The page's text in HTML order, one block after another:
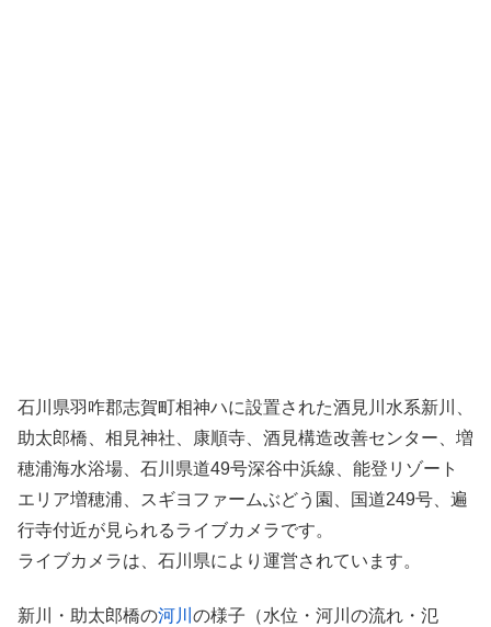
石川県羽咋郡志賀町相神ハに設置された酒見川水系新川、
助太郎橋、相見神社、康順寺、酒見構造改善センター、増
穂浦海水浴場、石川県道49号深谷中浜線、能登リゾート
エリア増穂浦、スギヨファームぶどう園、国道249号、遍
行寺付近が見られるライブカメラです。
ライブカメラは、石川県により運営されています。
新川・助太郎橋の河川 の様子（水位・河川の流れ・氾